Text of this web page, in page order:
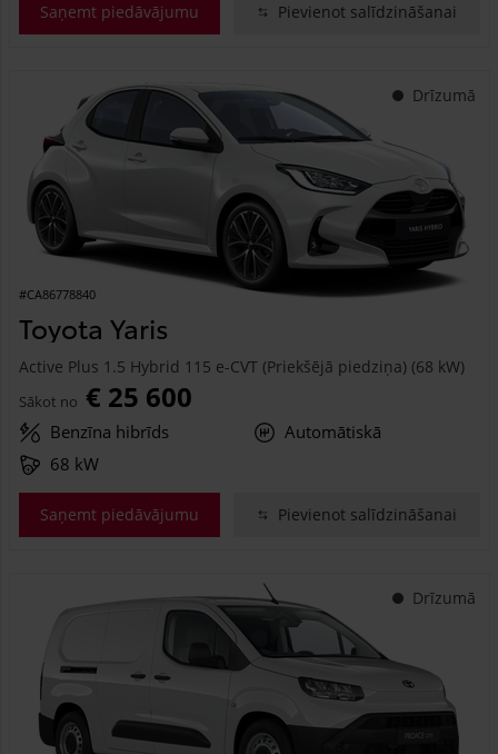
Saņemt piedāvājumu Pievienot salīdzināšanai
Drīzumā
#CA86778840
Toyota Yaris
Active Plus 1.5 Hybrid 115 e-CVT (Priekšējā piedziņa) (68 kW)
Sākot no € 25 600
Benzīna hibrīds
Automātiskā
68 kW
Saņemt piedāvājumu Pievienot salīdzināšanai
Drīzumā